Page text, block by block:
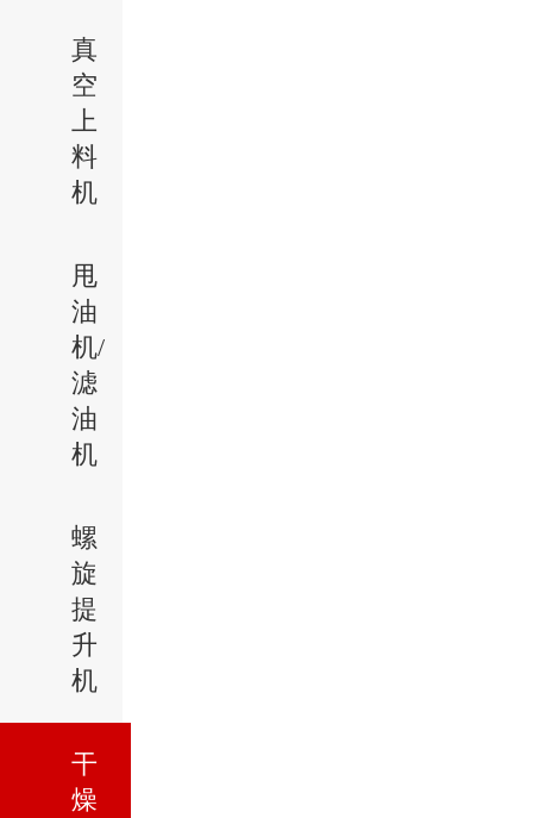
真
空
上
料
机
甩
油
机/
滤
油
机
螺
旋
提
升
机
干
燥